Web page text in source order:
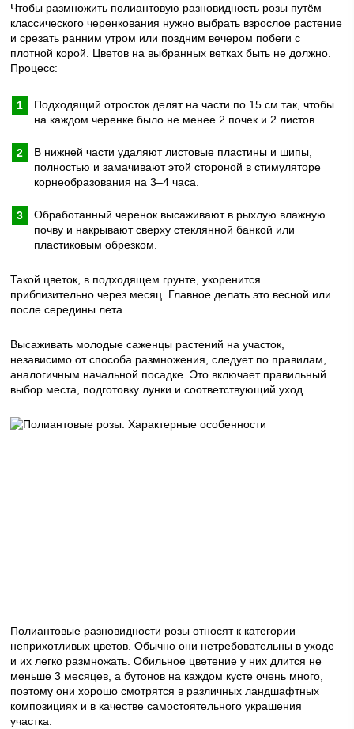
Чтобы размножить полиантовую разновидность розы путём
классического черенкования нужно выбрать взрослое растение
и срезать ранним утром или поздним вечером побеги с
плотной корой. Цветов на выбранных ветках быть не должно.
Процесс:
Подходящий отросток делят на части по 15 см так, чтобы
на каждом черенке было не менее 2 почек и 2 листов.
В нижней части удаляют листовые пластины и шипы,
полностью и замачивают этой стороной в стимуляторе
корнеобразования на 3–4 часа.
Обработанный черенок высаживают в рыхлую влажную
почву и накрывают сверху стеклянной банкой или
пластиковым обрезком.
Такой цветок, в подходящем грунте, укоренится
приблизительно через месяц. Главное делать это весной или
после середины лета.
Высаживать молодые саженцы растений на участок,
независимо от способа размножения, следует по правилам,
аналогичным начальной посадке. Это включает правильный
выбор места, подготовку лунки и соответствующий уход.
Полиантовые разновидности розы относят к категории
неприхотливых цветов. Обычно они нетребовательны в уходе
и их легко размножать. Обильное цветение у них длится не
меньше 3 месяцев, а бутонов на каждом кусте очень много,
поэтому они хорошо смотрятся в различных ландшафтных
композициях и в качестве самостоятельного украшения
участка.